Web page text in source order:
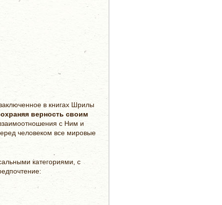
в книгах Шрилы
верность своим
с Ним и
человеком все мировые
категориями, с